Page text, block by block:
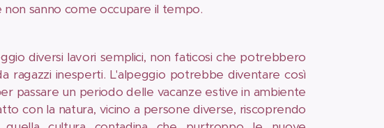
sanno come occupare il tempo.
diversi lavori semplici, non faticosi che potrebbero
ragazzi inesperti. L'alpeggio potrebbe diventare così
passare un periodo delle vacanze estive in ambiente
con la natura, vicino a persone diverse, riscoprendo